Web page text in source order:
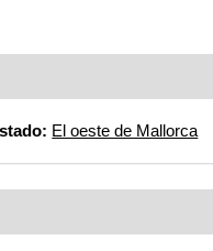
El oeste de Mallorca